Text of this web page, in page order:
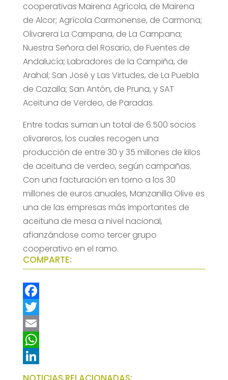
cooperativas Mairena Agrícola, de Mairena
de Alcor; Agrícola Carmonense, de Carmona;
Olivarera La Campana, de La Campana;
Nuestra Señora del Rosario, de Fuentes de
Andalucía; Labradores de la Campiña, de
Arahal; San José y Las Virtudes, de La Puebla
de Cazalla; San Antón, de Pruna, y SAT
Aceituna de Verdeo, de Paradas.
Entre todas suman un total de 6.500 socios
olivareros, los cuales recogen una
producción de entre 30 y 35 millones de kilos
de aceituna de verdeo, según campañas.
Con una facturación en torno a los 30
millones de euros anuales, Manzanilla Olive es
una de las empresas más importantes de
aceituna de mesa a nivel nacional,
afianzándose como tercer grupo
cooperativo en el ramo.
COMPARTE:
F
a
c
e
b
T
w
t
E
m
a
W
h
L